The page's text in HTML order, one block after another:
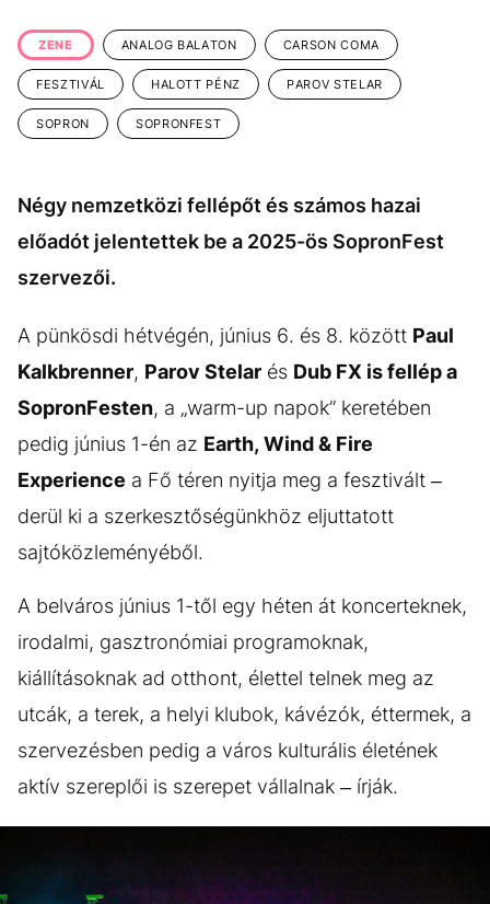
ÉLETMÓD DESIGN
BESZÉLGETÉSEK ARCOK
VIDEÓ
ZENE ANALOG BALATON CARSON COMA
FESZTIVÁL HALOTT PÉNZ PAROV STELAR
SOPRON SOPRONFEST
Négy nemzetközi fellépőt és számos hazai
előadót jelentettek be a 2025-ös SopronFest
szervezői.
A pünkösdi hétvégén, június 6. és 8. között Paul
Kalkbrenner, Parov Stelar és Dub FX is fellép a
SopronFesten, a „warm-up napok” keretében
pedig június 1-én az Earth, Wind & Fire
Experience a Fő téren nyitja meg a fesztivált –
derül ki a szerkesztőségünkhöz eljuttatott
sajtóközleményéből.
A belváros június 1-től egy héten át koncerteknek,
irodalmi, gasztronómiai programoknak,
kiállításoknak ad otthont, élettel telnek meg az
utcák, a terek, a helyi klubok, kávézók, éttermek, a
szervezésben pedig a város kulturális életének
aktív szereplői is szerepet vállalnak – írják.